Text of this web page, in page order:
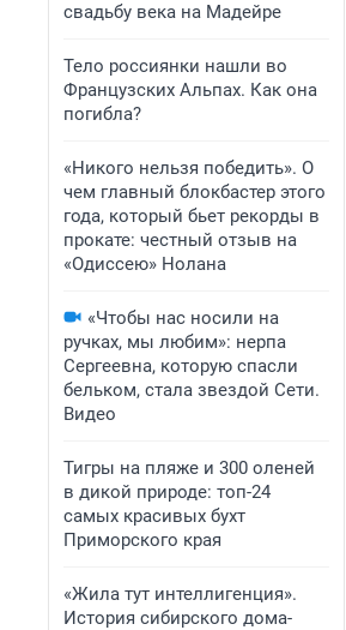
свадьбу века на Мадейре
Тело россиянки нашли во
Французских Альпах. Как она
погибла?
«Никого нельзя победить». О
чем главный блокбастер этого
года, который бьет рекорды в
прокате: честный отзыв на
«Одиссею» Нолана
«Чтобы нас носили на
ручках, мы любим»: нерпа
Сергеевна, которую спасли
бельком, стала звездой Сети.
Видео
Тигры на пляже и 300 оленей
в дикой природе: топ-24
самых красивых бухт
Приморского края
«Жила тут интеллигенция».
История сибирского дома-